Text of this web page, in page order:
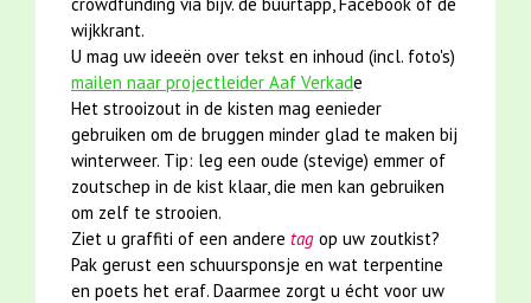
wijkkrant.
U mag uw ideeën over tekst en inhoud (incl. foto's)
mailen naar projectleider Aaf Verkade
Het strooizout in de kisten mag eenieder
gebruiken om de bruggen minder glad te maken bij
winterweer. Tip: leg een oude (stevige) emmer of
zoutschep in de kist klaar, die men kan gebruiken
om zelf te strooien.
Ziet u graffiti of een andere tag op uw zoutkist?
Pak gerust een schuursponsje en wat terpentine
en poets het eraf. Daarmee zorgt u écht voor uw